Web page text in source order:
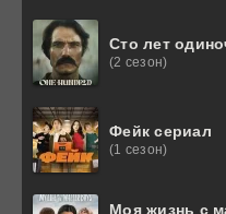
Сто лет
(2 сезон)
Фейк сериал
(1 сезон)
Моя жизнь с